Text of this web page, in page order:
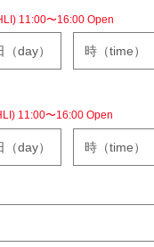
11:00〜16:00 Open
11:00〜16:00 Open